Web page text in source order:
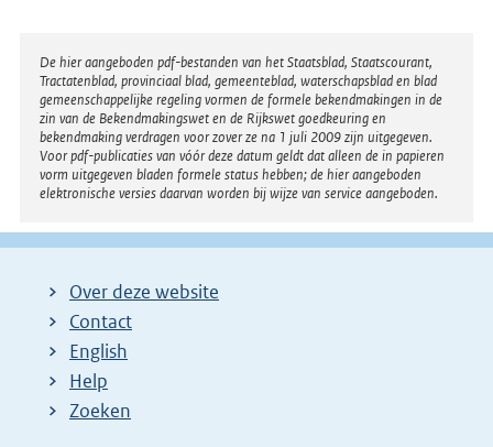
Disclaimer
De hier aangeboden pdf-bestanden van het Staatsblad, Staatscourant,
Tractatenblad, provinciaal blad, gemeenteblad, waterschapsblad en blad
gemeenschappelijke regeling vormen de formele bekendmakingen in de
zin van de Bekendmakingswet en de Rijkswet goedkeuring en
bekendmaking verdragen voor zover ze na 1 juli 2009 zijn uitgegeven.
Voor pdf-publicaties van vóór deze datum geldt dat alleen de in papieren
vorm uitgegeven bladen formele status hebben; de hier aangeboden
elektronische versies daarvan worden bij wijze van service aangeboden.
Over deze website
Contact
English
Help
Zoeken